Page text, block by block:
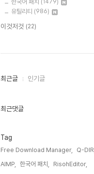
한국어 패치 (1479)
유틸리티 (986)
이것저것 (22)
최
인
최근글 인기글
최근댓글
Tag
Free Download Manager,
Q-DIR,
AIMP,
한국어 패치,
RisohEditor,